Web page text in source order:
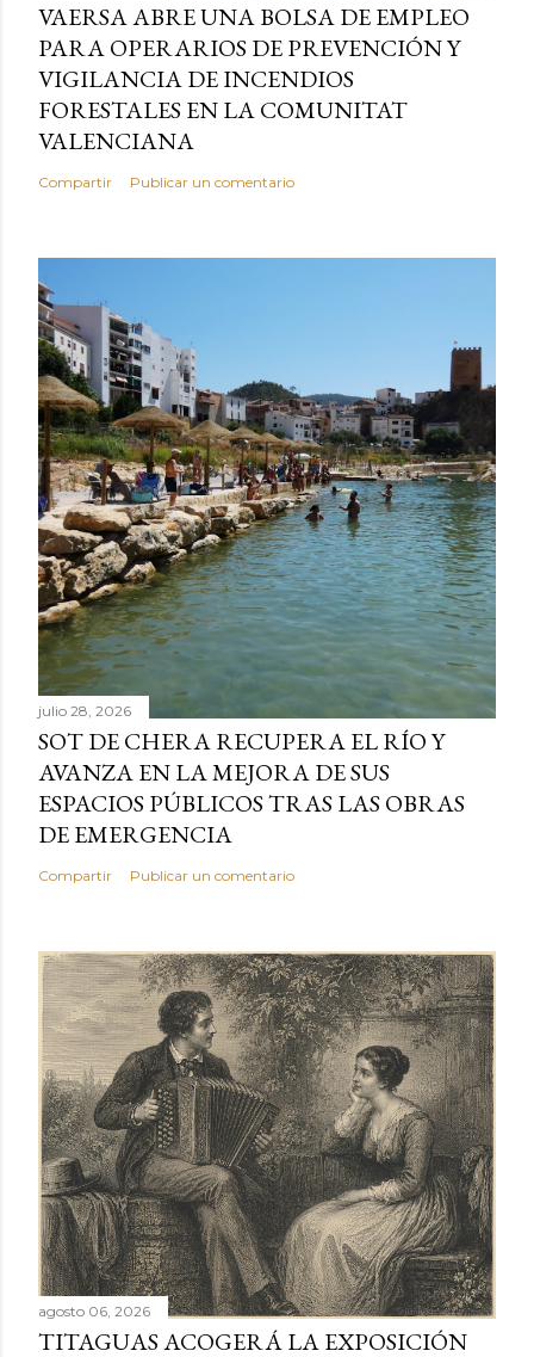
VAERSA ABRE UNA BOLSA DE EMPLEO
PARA OPERARIOS DE PREVENCIÓN Y
VIGILANCIA DE INCENDIOS
FORESTALES EN LA COMUNITAT
VALENCIANA
Compartir Publicar un comentario
julio 28, 2026
SOT DE CHERA RECUPERA EL RÍO Y
AVANZA EN LA MEJORA DE SUS
ESPACIOS PÚBLICOS TRAS LAS OBRAS
DE EMERGENCIA
Compartir Publicar un comentario
agosto 06, 2026
TITAGUAS ACOGERÁ LA EXPOSICIÓN